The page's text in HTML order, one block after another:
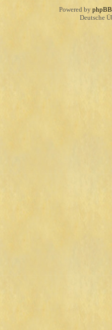
Powered by phpBB
Deutsche